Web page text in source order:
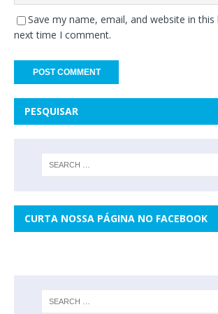
Save my name, email, and website in
next time I comment.
PESQUISAR
CURTA NOSSA PÁGINA NO FACEBOOK